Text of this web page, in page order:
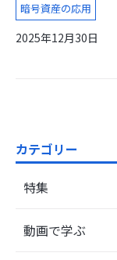
暗号資産の応用
2025年12月30日
カテゴリー
特集
動画で学ぶ